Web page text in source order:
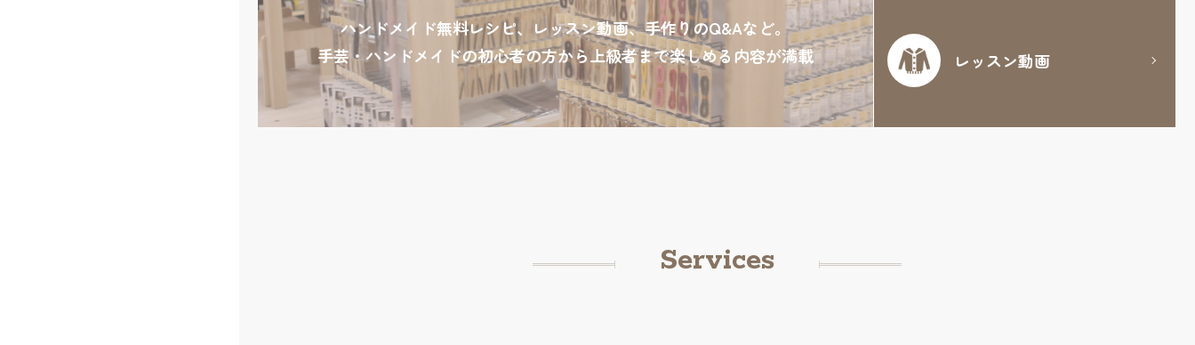
ハンドメイド無料レシピ、レッスン動画、手作りのQ&Aなど。
手芸・ハンドメイドの初心者の方から上級者まで楽しめる内容が満載
レッスン動画
Services